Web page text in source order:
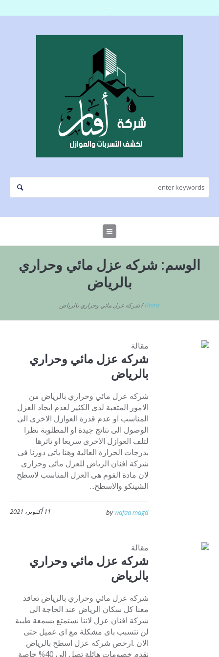
الوسم: شركه عزل مائي وحراري
بالرياض
Home
/شركه عزل مائي وحراري بالرياض
مقالة
شركه عزل مائي وحراري
بالرياض
شركه عزل مائي وحراري بالرياض من
الامور المتعبة لدى الكثير لعدم ايجاد العزل
المناسب او عدم قدرة العوازل الاخرى الى
الوصول الى نتائج جيدة او المطلوبة نظرا
لتلف العوازل الاخرى سريعا او تاثرها
بدرجات الحرارة العالية وهنا ياتى دورنا فى
شركة افنان الرياض للعزل مائى وحرارى
لان مادة الفوم هى العزل المناسب لاسطح
الشينكو والاسطح...
11 أكتوبر، 2021 bywafaa magd
مقالة
شركه عزل مائي وحراري
بالرياض
شركه عزل مائي وحراري بالرياض تعاقد
معنا كل سكان الرياض عند الحاجة الى
شركة افنان عزل لاننا نستمتع بسمعة طيبة
لن نتسبب باى مشكلة مع اى عميل حتى
الان .ارخص شركة عزل اسطح بالرياض
نقدم خصومات هائلة تصل الى 40% خاصة